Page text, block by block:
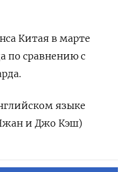
Китая в марте
по сравнению с
языке
и Джо Кэш)